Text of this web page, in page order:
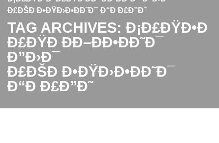
Ð£ÐŠÐ Ð•ÐŸÐ›Ð•ÐÐ˜Ð¯ Ð“Ð Ð£Ð”Ð˜
TAG ARCHIVES: Ð¡Ð£ÐŸÐ•Ð
Ð£ÐŸÐ ÐÐ–ÐÐ•ÐÐ˜Ð¯
Ð”Ð›Ð¯
Ð£ÐŠÐ Ð•ÐŸÐ›Ð•ÐÐ˜Ð¯
Ð“Ð Ð£Ð”Ð˜